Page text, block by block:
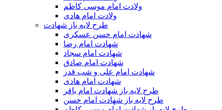
ولادت امام موسی کاظم
ولادت امام هادی
طرح لایه باز شهادت
شهادت امام حسن عسکری
شهادت امام رضا
شهادت امام سجاد
شهادت امام صادق
شهادت امام علی و شب قدر
شهادت امام هادی
طرح لایه باز شهادت امام باقر
طرح لایه باز شهادت امام حسن